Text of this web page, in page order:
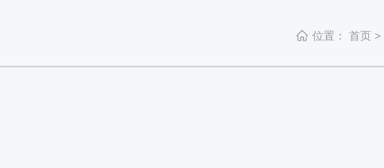
位置： 首页 >